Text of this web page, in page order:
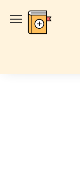
содержанию